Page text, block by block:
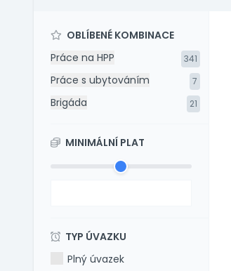
OBLÍBENÉ KOMBINACE
Práce na HPP
341
Práce s ubytováním 7
Brigáda 21
MINIMÁLNÍ PLAT
TYP ÚVAZKU
Plný úvazek